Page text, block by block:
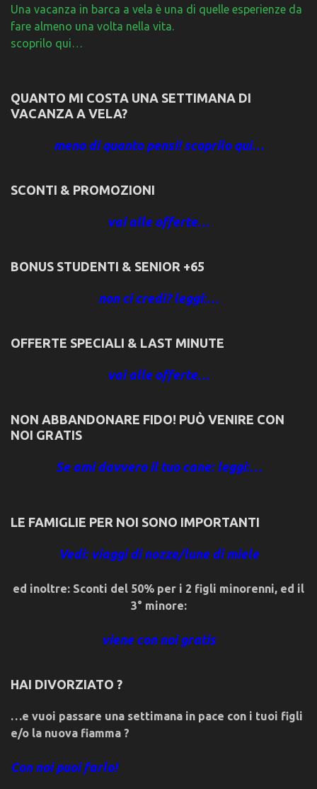
Una vacanza in barca a vela è una di quelle esperienze da
fare almeno una volta nella vita.
scoprilo qui…
QUANTO MI COSTA UNA SETTIMANA DI
VACANZA A VELA?
meno di quanto pensi! scoprilo qui…
SCONTI & PROMOZIONI
vai alle offerte…
BONUS STUDENTI & SENIOR +65
non ci credi? leggi:…
OFFERTE SPECIALI & LAST MINUTE
vai alle offerte…
NON ABBANDONARE FIDO! PUÒ VENIRE CON
NOI GRATIS
Se ami davvero il tuo cane: leggi:…
LE FAMIGLIE PER NOI SONO IMPORTANTI
Vedi: viaggi di nozze/lune di miele
ed inoltre: Sconti del 50% per i 2 figli minorenni, ed il
3° minore:
viene con noi gratis
HAI DIVORZIATO ?
…e vuoi passare una settimana in pace con i tuoi figli
e/o la nuova fiamma ?
Con noi puoi farlo!